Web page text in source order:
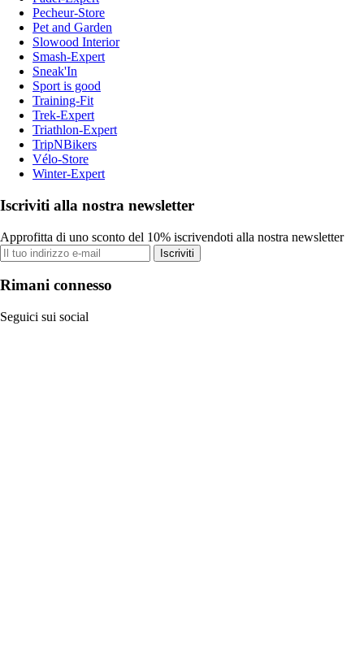
Pecheur-Store
Pet and Garden
Slowood Interior
Smash-Expert
Sneak'In
Sport is good
Training-Fit
Trek-Expert
Triathlon-Expert
TripNBikers
Vélo-Store
Winter-Expert
Iscriviti alla nostra newsletter
Approfitta di uno sconto del 10% iscrivendoti alla nostra newsletter
Iscriviti
Rimani connesso
Seguici sui social